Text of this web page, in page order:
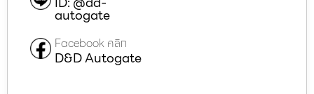
autogate
Facebook คลิก
D&D Autogate